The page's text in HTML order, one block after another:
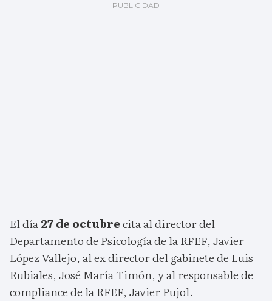
El día27 de octubrecita al director del
Departamento de Psicología de la RFEF, Javier
López Vallejo, al ex director del gabinete de Luis
Rubiales, José María Timón, y al responsable de
compliance de la RFEF, Javier Pujol.